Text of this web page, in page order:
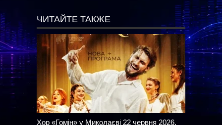
ЧИТАЙТЕ ТАКЖЕ
Хор «Гомін» у Миколаєві 22 червня 2026,